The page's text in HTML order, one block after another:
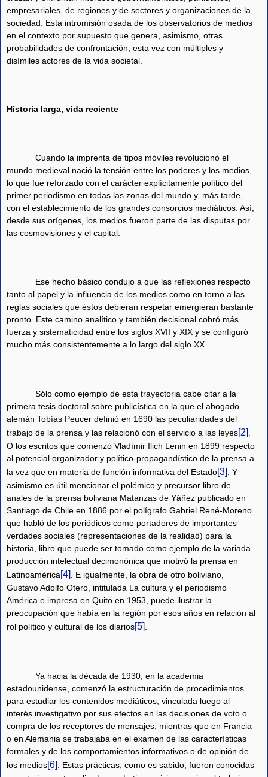
empresariales, de regiones y de sectores y organizaciones de la
sociedad. Esta intromisión osada de los observatorios de medios
en el contexto por supuesto que genera, asimismo, otras
probabilidades de confrontación, esta vez con múltiples y
disímiles actores de la vida societal.
Historia larga, vida reciente
Cuando la imprenta de tipos móviles revolucionó el
mundo medieval nació la tensión entre los poderes y los medios,
lo que fue reforzado con el carácter explícitamente político del
primer periodismo en todas las zonas del mundo y, más tarde,
con el establecimiento de los grandes consorcios mediáticos. Así,
desde sus orígenes, los medios fueron parte de las disputas por
las cosmovisiones y el capital.
Ese hecho básico condujo a que las reflexiones respecto
tanto al papel y la influencia de los medios como en torno a las
reglas sociales que éstos debieran respetar emergieran bastante
pronto. Este camino analítico y también decisional cobró más
fuerza y sistematicidad entre los siglos XVII y XIX y se configuró
mucho más consistentemente a lo largo del siglo XX.
Sólo como ejemplo de esta trayectoria cabe citar a la
primera tesis doctoral sobre publicística en la que el abogado
alemán Tobías Peucer definió en 1690 las peculiaridades del
trabajo de la prensa y las relacionó con el servicio a las leyes[2]
O los escritos que comenzó Vladímir Ilich Lenin en 1899 respecto
al potencial organizador y político-propagandístico de la prensa a
la vez que en materia de función informativa del Estado[3]
. Y
asimismo es útil mencionar el polémico y precursor libro de
anales de la prensa boliviana Matanzas de Yáñez publicado en
Santiago de Chile en 1886 por el polígrafo Gabriel René-Moreno
que habló de los periódicos como portadores de importantes
verdades sociales (representaciones de la realidad) para la
historia, libro que puede ser tomado como ejemplo de la variada
producción intelectual decimonónica que motivó la prensa en
Latinoamérica[4]
. E igualmente, la obra de otro boliviano,
Gustavo Adolfo Otero, intitulada La cultura y el periodismo
América e impresa en Quito en 1953, puede ilustrar la
preocupación que había en la región por esos años en relación al
rol político y cultural de los diarios[5]
Ya hacia la década de 1930, en la academia
estadounidense, comenzó la estructuración de procedimientos
para estudiar los contenidos mediáticos, vinculada luego al
interés investigativo por sus efectos en las decisiones de voto o
compra de los receptores de mensajes, mientras que en Francia
o en Alemania se trabajaba en el examen de las características
formales y de los comportamientos informativos o de opinión de
los medios[6]
. Estas prácticas, como es sabido, fueron conocidas